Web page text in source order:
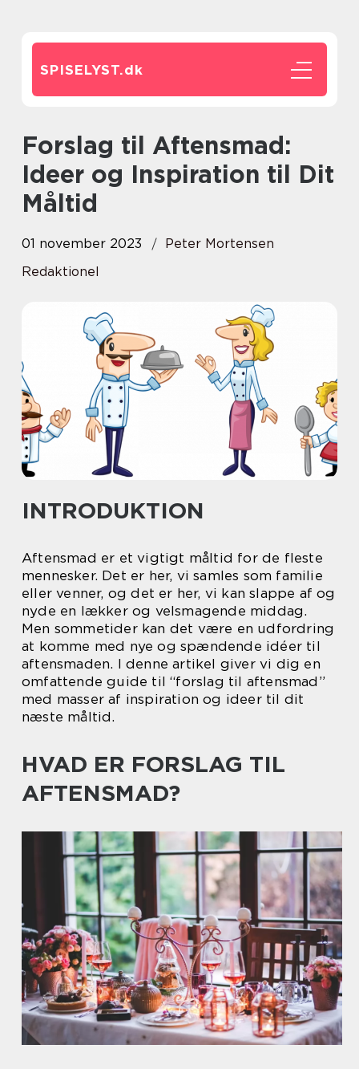
SPISELYST.dk
Forslag til Aftensmad:
Ideer og Inspiration til Dit
Måltid
01 november 2023
Peter Mortensen
Redaktionel
INTRODUKTION
Aftensmad er et vigtigt måltid for de fleste
mennesker. Det er her, vi samles som familie
eller venner, og det er her, vi kan slappe af og
nyde en lækker og velsmagende middag.
Men sommetider kan det være en udfordring
at komme med nye og spændende idéer til
aftensmaden. I denne artikel giver vi dig en
omfattende guide til “forslag til aftensmad”
med masser af inspiration og ideer til dit
næste måltid.
HVAD ER FORSLAG TIL
AFTENSMAD?